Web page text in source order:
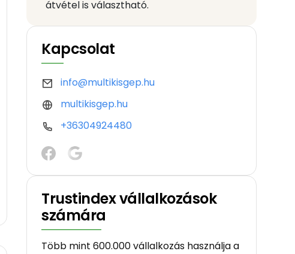
átvétel is választható.
Kapcsolat
info@multikisgep.hu
multikisgep.hu
+36304924480
Trustindex vállalkozások
számára
Több mint 600.000 vállalkozás használja a